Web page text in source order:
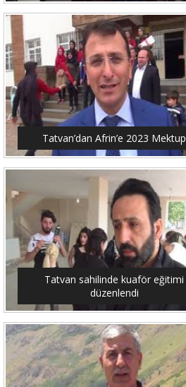
Tatvan’dan Afrin’e 2023 Mektup
Tatvan sahilinde kuaför eğitimi
düzenlendi